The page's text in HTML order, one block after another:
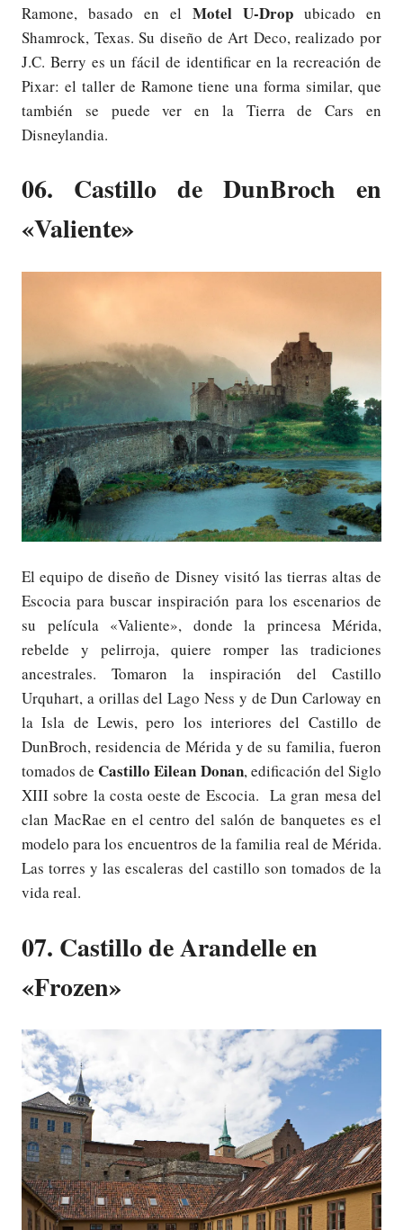
Ramone, basado en el Motel U-Drop ubicado en
Shamrock, Texas. Su diseño de Art Deco, realizado por
J.C. Berry es un fácil de identificar en la recreación de
Pixar: el taller de Ramone tiene una forma similar, que
también se puede ver en la Tierra de Cars en
Disneylandia.
06. Castillo de DunBroch en
«Valiente»
El equipo de diseño de Disney visitó las tierras altas de
Escocia para buscar inspiración para los escenarios de
su película «Valiente», donde la princesa Mérida,
rebelde y pelirroja, quiere romper las tradiciones
ancestrales. Tomaron la inspiración del Castillo
Urquhart, a orillas del Lago Ness y de Dun Carloway en
la Isla de Lewis, pero los interiores del Castillo de
DunBroch, residencia de Mérida y de su familia, fueron
tomados de Castillo Eilean Donan, edificación del Siglo
XIII sobre la costa oeste de Escocia. La gran mesa del
clan MacRae en el centro del salón de banquetes es el
modelo para los encuentros de la familia real de Mérida.
Las torres y las escaleras del castillo son tomados de la
vida real.
07. Castillo de Arandelle en
«Frozen»